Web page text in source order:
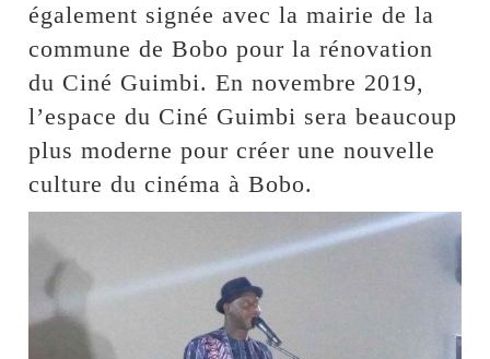
également signée avec la mairie de la
commune de Bobo pour la rénovation
du Ciné Guimbi. En novembre 2019,
l’espace du Ciné Guimbi sera beaucoup
plus moderne pour créer une nouvelle
culture du cinéma à Bobo.